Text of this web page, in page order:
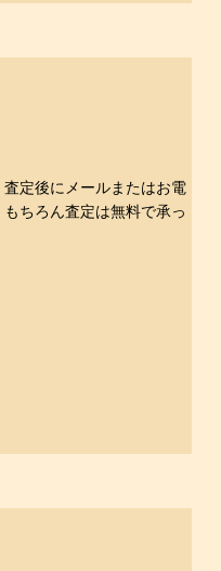
定後にメールまたはお電
ちろん査定は無料で承っ